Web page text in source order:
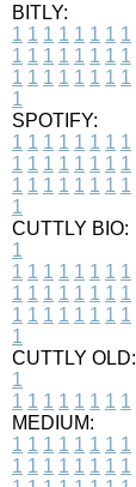
BITLY:
1 1 1 1 1 1 1 1
1 1 1 1 1 1 1 1
1 1 1 1 1 1 1 1
1
SPOTIFY:
1 1 1 1 1 1 1 1
1 1 1 1 1 1 1 1
1 1 1 1 1 1 1 1
1
CUTTLY BIO:
1
1 1 1 1 1 1 1 1
1 1 1 1 1 1 1 1
1 1 1 1 1 1 1 1
1
CUTTLY OLD:
1
1 1 1 1 1 1 1 1
MEDIUM:
1 1 1 1 1 1 1 1
1 1 1 1 1 1 1 1